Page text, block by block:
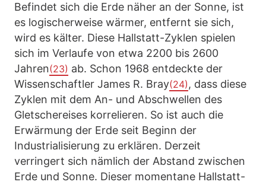
Befindet sich die Erde näher an der Sonne, ist
es logischerweise wärmer, entfernt sie sich,
wird es kälter. Diese Hallstatt-Zyklen spielen
sich im Verlaufe von etwa 2200 bis 2600
Jahren(23) ab. Schon 1968 entdeckte der
Wissenschaftler James R. Bray(24) , dass diese
Zyklen mit dem An- und Abschwellen des
Gletschereises korrelieren. So ist auch die
Erwärmung der Erde seit Beginn der
Industrialisierung zu erklären. Derzeit
verringert sich nämlich der Abstand zwischen
Erde und Sonne. Dieser momentane Hallstatt-